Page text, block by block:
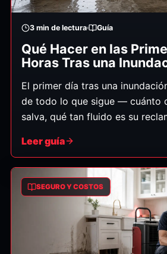
3 min de lectura Guía
Qué Hacer en las
Horas Tras una
El primer día tras una
de todo lo que sigue — cuánto
salva, qué tan fluido es su
exactamente lo que debe hacer,
Leer guía
SEGURO Y COSTOS